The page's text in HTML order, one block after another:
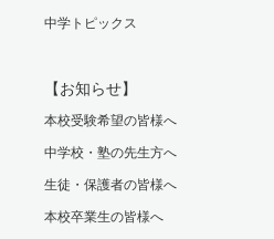
中学トピックス
【お知らせ】
本校受験希望の皆様へ
中学校・塾の先生方へ
生徒・保護者の皆様へ
本校卒業生の皆様へ